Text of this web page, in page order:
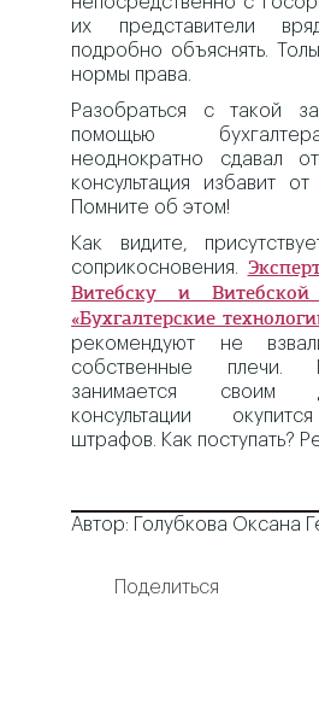
их представители
подробно объяснять.
нормы права.
Разобраться с такой
помощью
неоднократно сдавал
консультация избавит
Помните об этом!
Как видите,
соприкосновения.
Витебску и
«Бухгалтерские
рекомендуют не
собственные плечи.
занимается своим
консультации
штрафов. Как поступать?
Автор: Голубкова Оксана
Поделиться